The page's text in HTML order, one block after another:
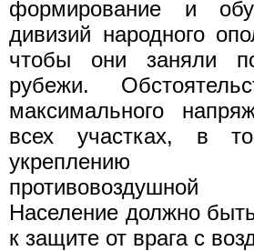
формирование и
дивизий народного
чтобы они заняли
рубежи.
максимального
всех участках, в
укреплению
Население должно
к защите от врага с